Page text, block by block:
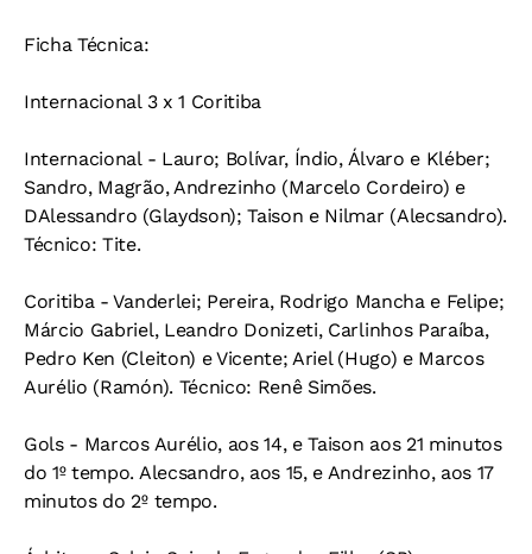
Ficha Técnica:
Internacional 3 x 1 Coritiba
Internacional - Lauro; Bolívar, Índio, Álvaro e Kléber;
Sandro, Magrão, Andrezinho (Marcelo Cordeiro) e
DAlessandro (Glaydson); Taison e Nilmar (Alecsandro).
Técnico: Tite.
Coritiba - Vanderlei; Pereira, Rodrigo Mancha e Felipe;
Márcio Gabriel, Leandro Donizeti, Carlinhos Paraíba,
Pedro Ken (Cleiton) e Vicente; Ariel (Hugo) e Marcos
Aurélio (Ramón). Técnico: Renê Simões.
Gols - Marcos Aurélio, aos 14, e Taison aos 21 minutos
do 1º tempo. Alecsandro, aos 15, e Andrezinho, aos 17
minutos do 2º tempo.